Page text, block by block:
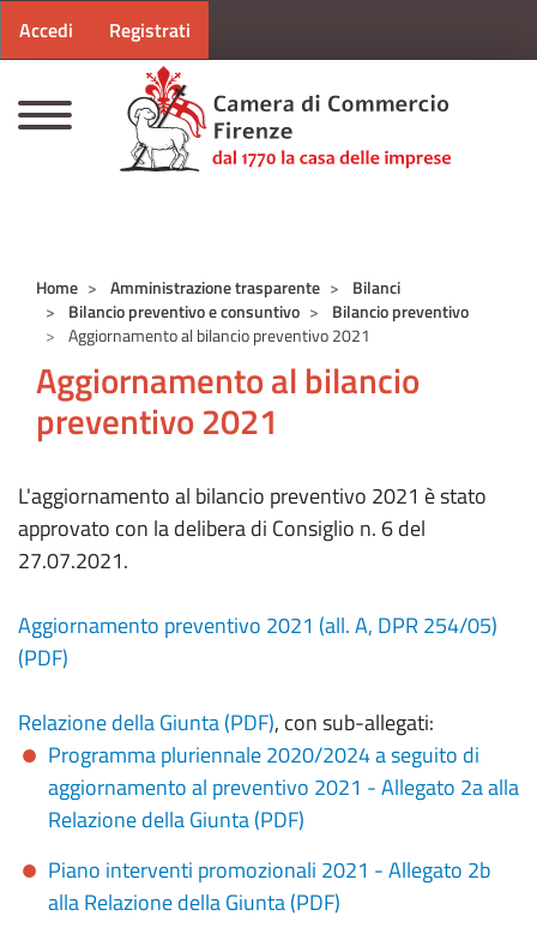
Menu profilo utente
Accedi Registrati
Home Amministrazione trasparente
Bilanci
Bilancio preventivo e consuntivo
Bilancio preventivo
Aggiornamento al bilancio preventivo 2021
Aggiornamento al bilancio
preventivo 2021
L'aggiornamento al bilancio preventivo 2021 è stato
approvato con la delibera di Consiglio n. 6 del
27.07.2021.
Aggiornamento preventivo 2021 (all. A, DPR 254/05)
(PDF)
Relazione della Giunta (PDF), con sub-allegati:
Programma pluriennale 2020/2024 a seguito di
aggiornamento al preventivo 2021 - Allegato 2a alla
Relazione della Giunta (PDF)
Piano interventi promozionali 2021 - Allegato 2b
alla Relazione della Giunta (PDF)